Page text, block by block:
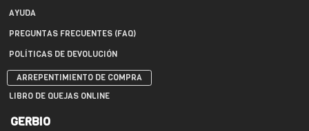
AYUDA
PREGUNTAS FRECUENTES (FAQ)
POLÍTICAS DE DEVOLUCIÓN
ARREPENTIMIENTO DE COMPRA
LIBRO DE QUEJAS ONLINE
GERBIO